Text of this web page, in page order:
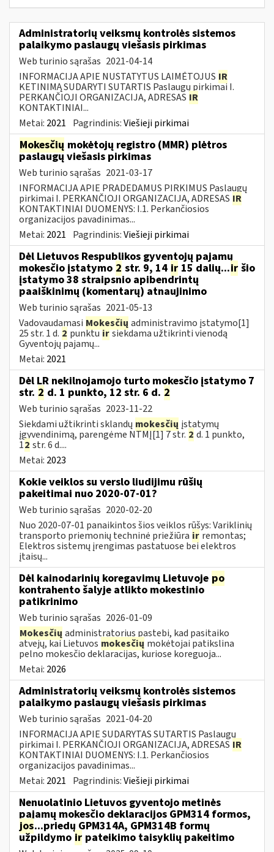
Administratorių veiksmų kontrolės sistemos
palaikymo paslaugų viešasis pirkimas
Web turinio sąrašas 2021-04-14
INFORMACIJA APIE NUSTATYTUS LAIMĖTOJUS IR
KETINIMĄ SUDARYTI SUTARTIS Paslaugų pirkimai I.
PERKANČIOJI ORGANIZACIJA, ADRESAS IR
KONTAKTINIAI...
Metai: 2021 Pagrindinis:Viešieji pirkimai
Mokesčių mokėtojų registro (MMR) plėtros
paslaugų viešasis pirkimas
Web turinio sąrašas 2021-03-17
INFORMACIJA APIE PRADEDAMUS PIRKIMUS Paslaugų
pirkimai I. PERKANČIOJI ORGANIZACIJA, ADRESAS IR
KONTAKTINIAI DUOMENYS: I.1. Perkančiosios
organizacijos pavadinimas...
Metai: 2021 Pagrindinis:Viešieji pirkimai
Dėl Lietuvos Respublikos gyventojų pajamų
mokesčio įstatymo 2 str. 9, 14 ir 15 dalių...ir šio
įstatymo 38 straipsnio apibendrintų
paaiškinimų (komentarų) atnaujinimo
Web turinio sąrašas 2021-05-13
Vadovaudamasi Mokesčių administravimo įstatymo[1]
25 str. 1 d. 2 punktuirsiekdama užtikrinti vienodą
Gyventojų pajamų...
Metai: 2021
Dėl LR nekilnojamojo turto mokesčio įstatymo 7
str. 2 d. 1 punkto, 12 str. 6 d. 2
Web turinio sąrašas 2023-11-22
Siekdami užtikrinti sklandų mokesčių įstatymų
įgyvendinimą, parengėme NTMĮ[1] 7 str. 2 d. 1 punkto,
12 str. 6 d....
Metai: 2023
Kokie veiklos su verslo liudijimu rūšių
pakeitimai nuo 2020-07-01?
Web turinio sąrašas 2020-02-20
Nuo 2020-07-01 panaikintos šios veiklos rūšys: Variklinių
transporto priemonių techninė priežiūra ir remontas;
Elektros sistemų įrengimas pastatuose bei elektros
įtaisų...
Dėl kainodarinių koregavimų Lietuvoje po
kontrahento šalyje atlikto mokestinio
patikrinimo
Web turinio sąrašas 2026-01-09
Mokesčių administratorius pastebi, kad pasitaiko
atvejų, kai Lietuvos mokesčių mokėtojai patikslina
pelno mokesčio deklaracijas, kuriose koreguoja...
Metai: 2026
Administratorių veiksmų kontrolės sistemos
palaikymo paslaugų viešasis pirkimas
Web turinio sąrašas 2021-04-20
INFORMACIJA APIE SUDARYTAS SUTARTIS Paslaugų
pirkimai I. PERKANČIOJI ORGANIZACIJA, ADRESAS IR
KONTAKTINIAI DUOMENYS: I.1. Perkančiosios
organizacijos pavadinimas...
Metai: 2021 Pagrindinis:Viešieji pirkimai
Nenuolatinio Lietuvos gyventojo metinės
pajamų mokesčio deklaracijos GPM314 formos,
jos...priedų GPM314A, GPM314B formų
užpildymo ir pateikimo taisyklių pakeitimo